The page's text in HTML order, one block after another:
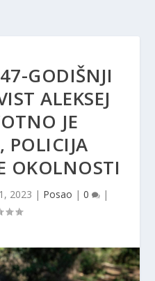
GODIŠNJI
ALEKSEJ
JE
POLICIJA
OKOLNOSTI
2023 | Posao | 0 |